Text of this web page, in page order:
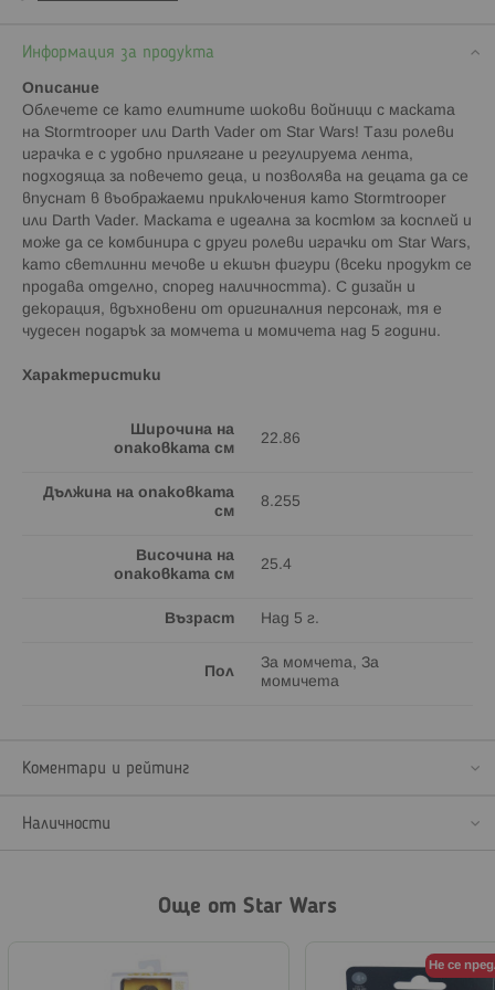
Информация за продукта
Описание
Облечете се като елитните шокови войници с маската
на Stormtrooper или Darth Vader от Star Wars! Тази ролеви
играчка е с удобно прилягане и регулируема лента,
подходяща за повечето деца, и позволява на децата да се
впуснат в въображаеми приключения като Stormtrooper
или Darth Vader. Маската е идеална за костюм за косплей и
може да се комбинира с други ролеви играчки от Star Wars,
като светлинни мечове и екшън фигури (всеки продукт се
продава отделно, според наличността). С дизайн и
декорация, вдъхновени от оригиналния персонаж, тя е
чудесен подарък за момчета и момичета над 5 години.
Характеристики
Широчина на
опаковката см
22.86
Дължина на опаковката
см
8.255
Височина на
опаковката см
25.4
Възраст Над 5 г.
Пол
За момчета, За
момичета
Коментари и рейтинг
Наличности
Още от Star Wars
Не се